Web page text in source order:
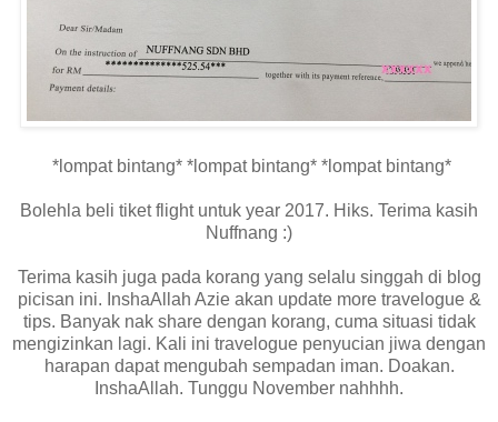
*lompat bintang* *lompat bintang* *lompat bintang*
Bolehla beli tiket flight untuk year 2017. Hiks. Terima kasih
Nuffnang :)
Terima kasih juga pada korang yang selalu singgah di blog
picisan ini. InshaAllah Azie akan update more travelogue &
tips. Banyak nak share dengan korang, cuma situasi tidak
mengizinkan lagi. Kali ini travelogue penyucian jiwa dengan
harapan dapat mengubah sempadan iman. Doakan.
InshaAllah. Tunggu November nahhhh.